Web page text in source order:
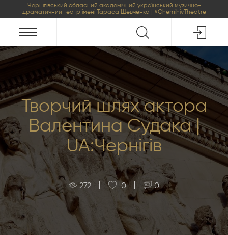
Чернігівський обласний академічний український музично-
драматичний театр імені Тараса Шевченка | #ChernihivTheatre
Творчий шлях актора
Валентина Судака |
UA:Чернігів
272 0 0